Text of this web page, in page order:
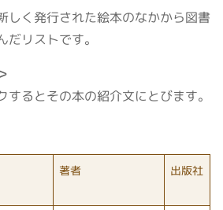
しく発行された絵本のなかから図書
リストです。
るとその本の紹介文にとびます。
著者 出版社